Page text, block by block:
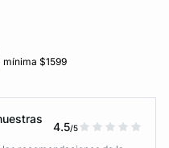
mínima $1599
4.5/5